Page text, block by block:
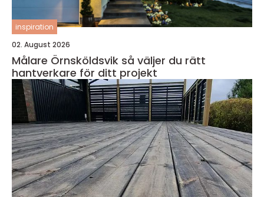
inspiration
02. August 2026
Målare Örnsköldsvik så väljer du rätt
hantverkare för ditt projekt